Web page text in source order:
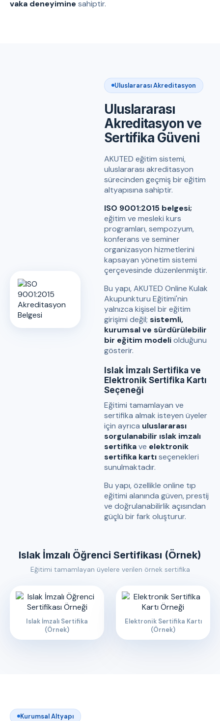
vaka deneyimine sahiptir.
Uluslararası Akreditasyon
Uluslararası
Akreditasyon ve
Sertifika Güveni
AKUTED eğitim sistemi,
uluslararası akreditasyon
sürecinden geçmiş bir eğitim
altyapısına sahiptir.
ISO 9001:2015 belgesi;
eğitim ve mesleki kurs
programları, sempozyum,
konferans ve seminer
organizasyon hizmetlerini
kapsayan yönetim sistemi
çerçevesinde düzenlenmiştir.
Bu yapı, AKUTED Online Kulak
Akupunkturu Eğitimi'nin
yalnızca kişisel bir eğitim
girişimi değil; sistemli,
kurumsal ve sürdürülebilir
bir eğitim modeliolduğunu
gösterir.
Islak İmzalı Sertifika ve
Elektronik Sertifika Kartı
Seçeneği
Eğitimi tamamlayan ve
sertifika almak isteyen üyeler
için ayrıca uluslararası
sorgulanabilir ıslak imzalı
sertifikave elektronik
sertifika kartıseçenekleri
sunulmaktadır.
Bu yapı, özellikle online tıp
eğitimi alanında güven, prestij
ve doğrulanabilirlik açısından
güçlü bir fark oluşturur.
Islak İmzalı Öğrenci Sertifikası (Örnek)
Eğitimi tamamlayan üyelere verilen örnek sertifika
Islak İmzalı Sertifika
(Örnek)
Elektronik Sertifika Kartı
(Örnek)
Kurumsal Altyapı